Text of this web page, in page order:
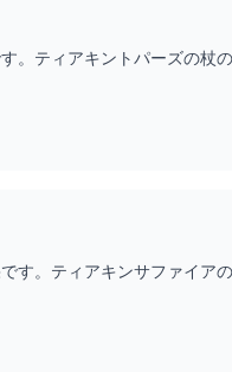
。ティアキントパーズの杖
す。ティアキンサファイア